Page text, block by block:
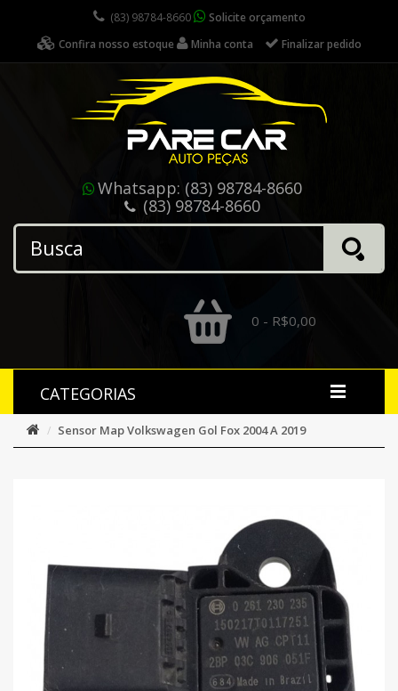
(83) 98784-8660
Solicite orçamento
Confira nosso estoque
Minha conta Finalizar pedido
Whatsapp: (83) 98784-8660
(83) 98784-8660
0 - R$0,00
CATEGORIAS
Sensor Map Volkswagen Gol Fox 2004 A 2019